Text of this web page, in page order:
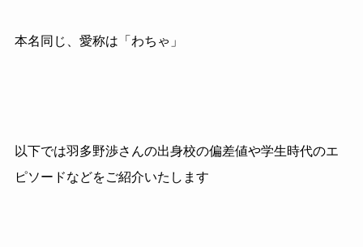
本名同じ、愛称は「わちゃ」
以下では羽多野渉さんの出身校の偏差値や学生時代のエ
ピソードなどをご紹介いたします